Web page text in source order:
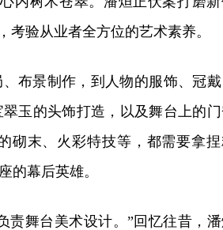
考验从业者全方位的艺术素养。
布景制作，到人物的服饰、冠戴
玉的头饰打造，以及舞台上的
砌末、火彩特技等，都需要拿
的幕后英雄。
责舞台美术设计。”回忆往昔，